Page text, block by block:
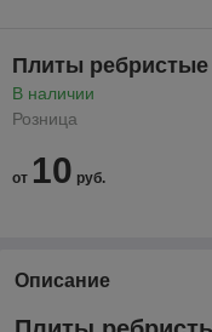
Плиты ребристые
В наличии
Розница
от 10 руб.
Описание